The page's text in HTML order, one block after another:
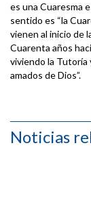
es una Cuaresma
sentido es “la
vienen al inicio de
Cuarenta años
viviendo la Tutoría
amados de Dios”.
Noticias